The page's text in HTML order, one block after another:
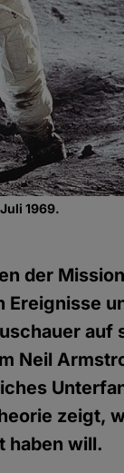
1969.
der Mission
Ereignisse
auf
Neil
zeigt,
haben will.